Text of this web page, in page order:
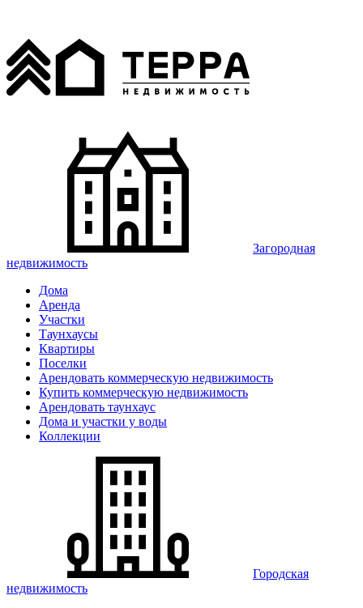
Загородная
недвижимость
Дома
Аренда
Участки
Таунхаусы
Квартиры
Поселки
Арендовать коммерческую недвижимость
Купить коммерческую недвижимость
Арендовать таунхаус
Дома и участки у воды
Коллекции
Городская
недвижимость